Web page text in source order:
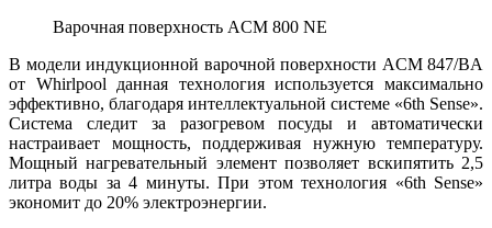
Варочная поверхность ACM 800 NE
В модели индукционной варочной поверхности ACM 847/BA
от Whirlpool данная технология используется максимально
эффективно, благодаря интеллектуальной системе «6th Sense».
Система следит за разогревом посуды и автоматически
настраивает мощность, поддерживая нужную температуру.
Мощный нагревательный элемент позволяет вскипятить 2,5
литра воды за 4 минуты. При этом технология «6th Sense»
экономит до 20% электроэнергии.